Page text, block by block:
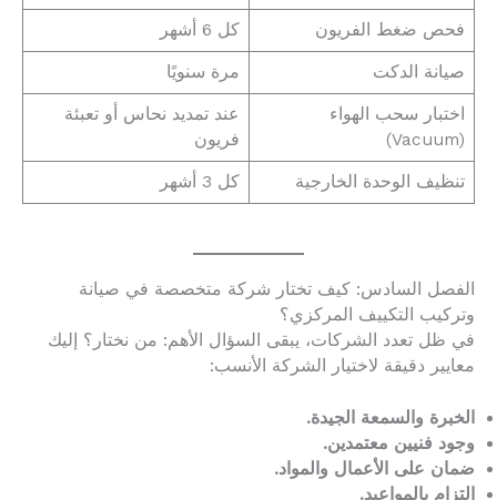
فحص ضغط الفريون كل 6 أشهر
صيانة الدكت مرة سنويًا
اختبار سحب الهواء
(Vacuum)
عند تمديد نحاس أو تعبئة
فريون
تنظيف الوحدة الخارجية كل 3 أشهر
الفصل السادس: كيف تختار شركة متخصصة في صيانة
وتركيب التكييف المركزي؟
في ظل تعدد الشركات، يبقى السؤال الأهم: من نختار؟ إليك
معايير دقيقة لاختيار الشركة الأنسب:
الخبرة والسمعة الجيدة.
وجود فنيين معتمدين.
ضمان على الأعمال والمواد.
التزام بالمواعيد.